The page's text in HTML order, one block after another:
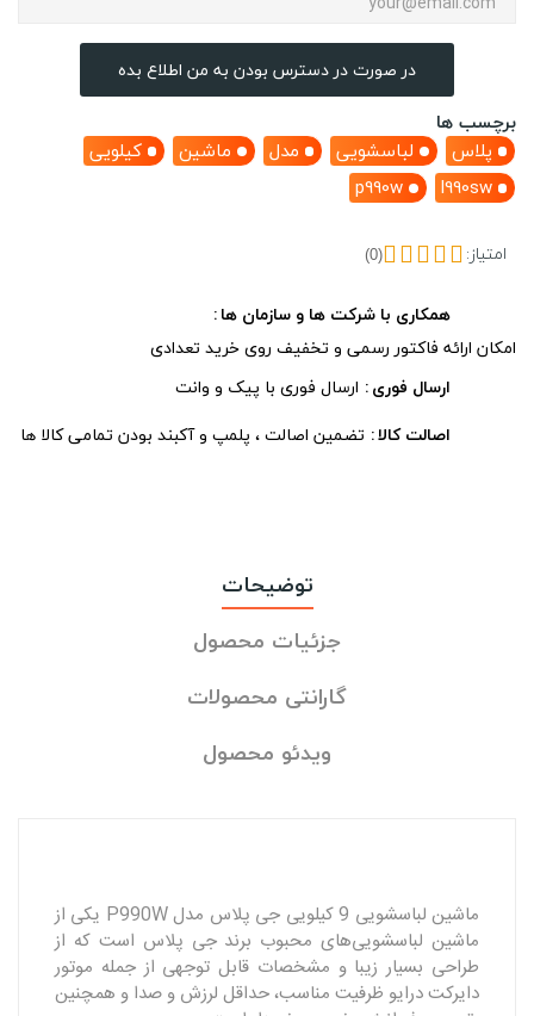
در صورت در دسترس بودن به من اطلاع بده
برچسب ها
پلاس
لباسشویی مدل ماشین
کیلویی
l990sw
p990w
امتیاز: (0)
همکاری با شرکت ها و سازمان ها
امکان ارائه فاکتور رسمی و تخفیف روی خرید تعدادی
ارسال فوری ارسال فوری با پیک و وانت
اصالت کالا تضمین اصالت ، پلمپ و آکبند بودن تمامی کالا ها
توضیحات
جزئیات محصول
گارانتی محصولات
ویدئو محصول
ماشین لباسشویی 9 کیلویی جی‌ پلاس مدل P990W یکی از
ماشین لباسشویی‌های محبوب برند جی‌ پلاس است که از
طراحی بسیار زیبا و مشخصات قابل توجهی از جمله موتور
دایرکت درایو ظرفیت مناسب، حداقل لرزش و صدا و‌ همچنین